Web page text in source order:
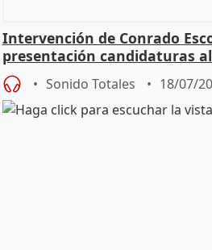
Intervención de Conrado
presentación candidaturas
Sonido Totales 18/07/